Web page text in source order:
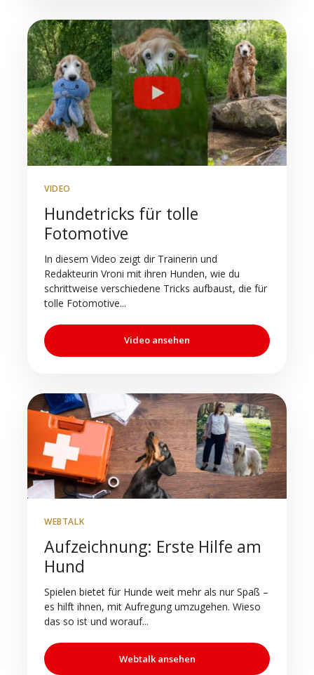
VIDEO
Hundetricks für tolle
Fotomotive
In diesem Video zeigt dir Trainerin und
Redakteurin Vroni mit ihren Hunden, wie du
schrittweise verschiedene Tricks aufbaust, die für
tolle Fotomotive...
Video ansehen
WEBTALK
Aufzeichnung: Erste Hilfe am
Hund
Spielen bietet für Hunde weit mehr als nur Spaß –
es hilft ihnen, mit Aufregung umzugehen. Wieso
das so ist und worauf...
Webtalk ansehen